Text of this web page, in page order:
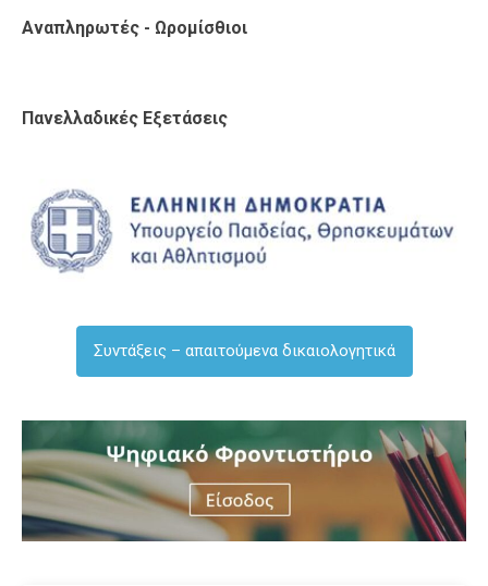
Αναπληρωτές - Ωρομίσθιοι
Πανελλαδικές Εξετάσεις
Συντάξεις – απαιτούμενα δικαιολογητικά